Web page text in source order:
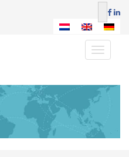
Toggle